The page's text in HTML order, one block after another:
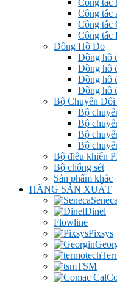
Công tắc
Công tắc
Công tắc
Đồng Hồ Đo
Đồng hồ
Đồng hồ
Đồng hồ
Đồng hồ
Bộ Chuyển Đổi
Bộ
Bộ
Bộ
Bộ
Bộ điều khiển
Bộ chống sét
Sản phẩm khác
HÃNG SẢN XUẤT
Seneca
Dinel
Flowline
Pixsys
TSM